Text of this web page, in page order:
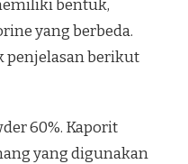
bentuk,
yang berbeda.
penjelasan berikut
60%. Kaporit
yang digunakan